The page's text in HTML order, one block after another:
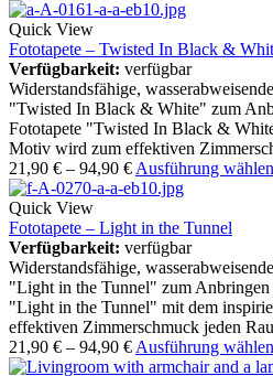
Quick View
Fototapete – Twisted In Black &
Verfügbarkeit: verfügbar
Widerstandsfähige,
"Twisted In Black & White" zum
Fototapete "Twisted In Black &
Motiv wird zum effektiven
21,90 € – 94,90 € Ausführung wählen
Quick View
Fototapete – Light in the Tunnel
Verfügbarkeit: verfügbar
Widerstandsfähige,
"Light in the Tunnel" zum Anbringen
"Light in the Tunnel" mit dem
effektiven Zimmerschmuck jeden
21,90 € – 94,90 € Ausführung wählen